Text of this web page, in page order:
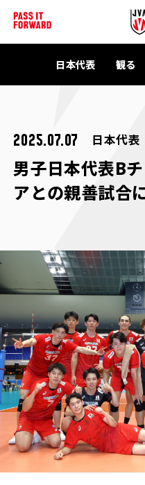
日本代表 観る
2025.07.07 日本代表
男子日本代表B
アとの親善試合